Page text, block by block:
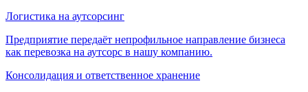
Логистика на аутсорсинг
Предприятие передаёт непрофильное направление бизнеса
как перевозка на аутсорс в нашу компанию.
Консолидация и ответственное хранение